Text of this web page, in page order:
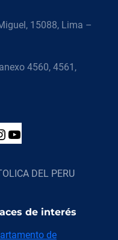
15088, Lima –
4560, 4561,
I
s
a
u
u
DEL PERU
de interés
de